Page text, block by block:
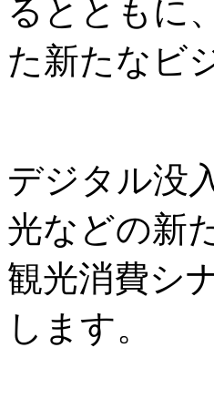
るとともに
た新たなビ
デジタル没
光などの新
観光消費シ
します。